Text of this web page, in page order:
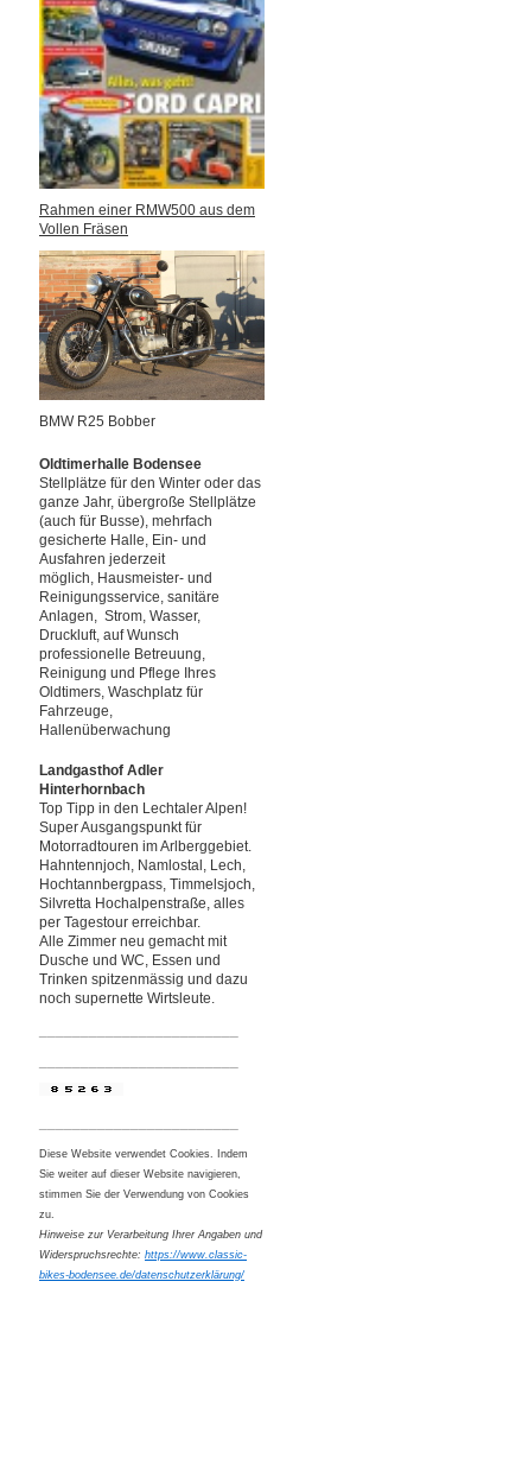
Rahmen einer RMW500 aus dem
Vollen Fräsen
BMW R25 Bobber
Oldtimerhalle Bodensee
Stellplätze für den Winter oder das
ganze Jahr, übergroße Stellplätze
(auch für Busse), mehrfach
gesicherte Halle, Ein- und
Ausfahren jederzeit
möglich, Hausmeister- und
Reinigungsservice, sanitäre
Anlagen, Strom, Wasser,
Druckluft, auf Wunsch
professionelle Betreuung,
Reinigung und Pflege Ihres
Oldtimers, Waschplatz für
Fahrzeuge,
Hallenüberwachung
Landgasthof Adler
Hinterhornbach
Top Tipp in den Lechtaler Alpen!
Super Ausgangspunkt für
Motorradtouren im Arlberggebiet.
Hahntennjoch, Namlostal, Lech,
Hochtannbergpass, Timmelsjoch,
Silvretta Hochalpenstraße, alles
per Tagestour erreichbar.
Alle Zimmer neu gemacht mit
Dusche und WC, Essen und
Trinken spitzenmässig und dazu
noch supernette Wirtsleute.
Diese Website verwendet Cookies. Indem
Sie weiter auf dieser Website navigieren,
stimmen Sie der Verwendung von Cookies
zu.
Hinweise zur Verarbeitung Ihrer Angaben und
Widerspruchsrechte: https://www.classic-
bikes-bodensee.de/datenschutzerklärung/